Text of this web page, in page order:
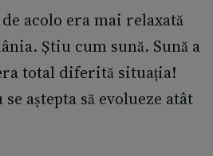
acolo era mai relaxată
Știu cum sună. Sună a
total diferită situația!
aștepta să evolueze atât